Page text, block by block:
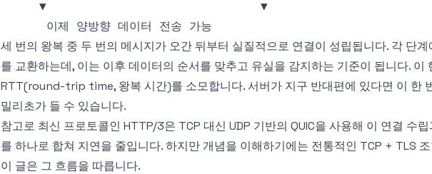
세 번의 왕복 중 두 번의 메시지가 오간 뒤부터 실질적으로 연결이 성립됩니다. 각 단
를 교환하는데, 이는 이후 데이터의 순서를 맞추고 유실을 감지하는 기준이 됩니다. 이
RTT(round-trip time, 왕복 시간)를 소모합니다. 서버가 지구 반대편에 있다면 이 한
밀리초가 들 수 있습니다.
참고로 최신 프로토콜인 HTTP/3은 TCP 대신 UDP 기반의 QUIC을 사용해 이 연결 수
를 하나로 합쳐 지연을 줄입니다. 하지만 개념을 이해하기에는 전통적인 TCP + TLS
이 글은 그 흐름을 따릅니다.